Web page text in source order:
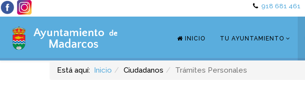
918 681 461
INICIO TU AYUNTAMIENTO
Está aquí: Inicio Ciudadanos Trámites Personales